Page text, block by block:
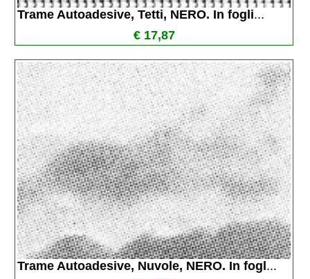
Trame Autoadesive, Tetti, NERO. In fogli...
€ 17,87
Trame Autoadesive, Nuvole, NERO. In fogl ...